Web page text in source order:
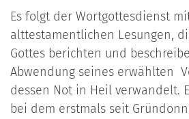
Es folgt der Wortgottesdienst
alttestamentlichen Lesungen,
Gottes berichten und
Abwendung seines erwählten
dessen Not in Heil verwandelt.
bei dem erstmals seit